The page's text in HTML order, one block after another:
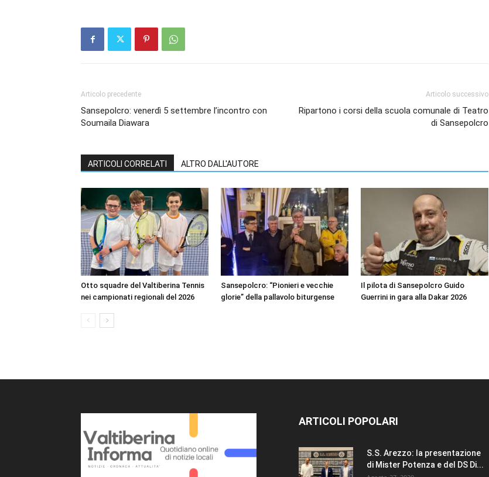
Articolo precedente
Sansepolcro: venerdì 5 settembre l’incontro con
Soumaila Diawara
Articolo successivo
Ripartono i corsi della scuola comunale di Teatro
di Sansepolcro
ARTICOLI CORRELATI ALTRO DALL'AUTORE
Otto squadre del Valtiberina Tennis
nei campionati regionali del 2026
Sansepolcro: “Pionieri e vecchie
glorie” della pallavolo biturgense
Il pilota di Sansepolcro Guido
Guerrini in gara alla Dakar 2026
ARTICOLI POPOLARI
S.S. Arezzo: la presentazione
di Mister Potenza e del DS Di...